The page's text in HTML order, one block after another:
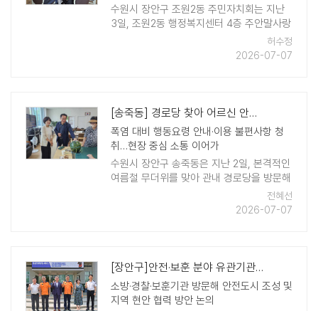
수원시 장안구 조원2동 주민자치회는 지난
3일, 조원2동 행정복지센터 4층 주안말사랑
방에서 주민 30명이 참여한 가운데 '전통 고
추장 담그기 체험'을 진행했다. 이번 프로그
허수정
2026-07-07
[송죽동] 경로당 찾아 어르신 안부 살피고 수박 전달
폭염 대비 행동요령 안내·이용 불편사항 청
취…현장 중심 소통 이어가
수원시 장안구 송죽동은 지난 2일, 본격적인
여름철 무더위를 맞아 관내 경로당을 방문해
어르신들에게 수박을 전달하고 건강과 안부
를 살폈다. 이번 방문은 폭염 속 어르신들의
전혜선
2026-07-07
[장안구]안전·보훈 분야 유관기관 방문…협력체계 강화
소방·경찰·보훈기관 방문해 안전도시 조성 및
지역 현안 협력 방안 논의